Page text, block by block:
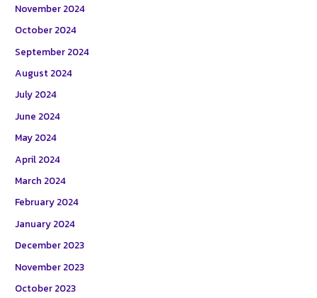
November 2024
October 2024
September 2024
August 2024
July 2024
June 2024
May 2024
April 2024
March 2024
February 2024
January 2024
December 2023
November 2023
October 2023